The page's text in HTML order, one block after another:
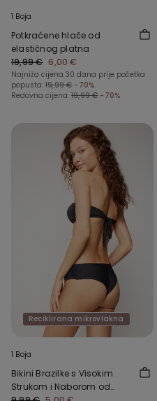
1 Boja
Potkraćene hlače od
elastičnog platna
19,99 € 6,00 €
Najniža cijena 30 dana prije početka
popusta: 19,99 € -70%
Redovna cijena: 19,99 € -70%
Reciklirana mikrovlakna
1 Boja
Bikini Brazilke s Visokim
Strukom i Naborom od